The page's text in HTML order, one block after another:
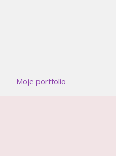
Moje portfolio